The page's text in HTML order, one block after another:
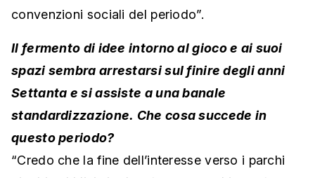
convenzioni sociali del periodo”.
Il fermento di idee intorno al gioco e ai suoi
spazi sembra arrestarsi sul finire degli anni
Settanta e si assiste a una banale
standardizzazione. Che cosa succede in
questo periodo?
“Credo che la fine dell’interesse verso i parchi